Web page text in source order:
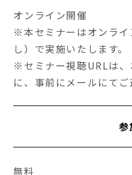
オンライン開催
※本セミナーはオンラ
し）で実施いたします。
※セミナー視聴URLは
に、事前にメールにてご
参
無料